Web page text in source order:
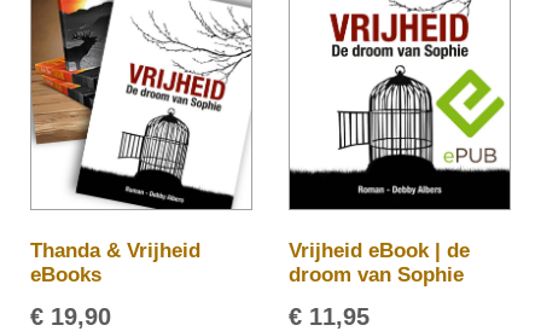
Thanda & Vrijheid
eBooks
€ 19,90
Vrijheid eBook | de
droom van Sophie
€ 11,95